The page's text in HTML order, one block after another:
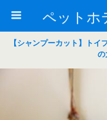
【シャンプーカット】ト
の